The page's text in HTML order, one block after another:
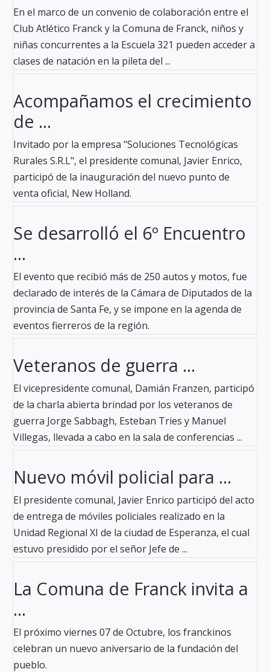
En el marco de un convenio de colaboración entre el
Club Atlético Franck y la Comuna de Franck, niños y
niñas concurrentes a la Escuela 321 pueden acceder a
clases de natación en la pileta del ...
Acompañamos el crecimiento
de ...
Invitado por la empresa "Soluciones Tecnológicas
Rurales S.R.L", el presidente comunal, Javier Enrico,
participó de la inauguración del nuevo punto de
venta oficial, New Holland.
Se desarrolló el 6º Encuentro
...
El evento que recibió más de 250 autos y motos, fue
declarado de interés de la Cámara de Diputados de la
provincia de Santa Fe, y se impone en la agenda de
eventos fierreros de la región.
Veteranos de guerra ...
El vicepresidente comunal, Damián Franzen, participó
de la charla abierta brindad por los veteranos de
guerra Jorge Sabbagh, Esteban Tries y Manuel
Villegas, llevada a cabo en la sala de conferencias ...
Nuevo móvil policial para ...
El presidente comunal, Javier Enrico participó del acto
de entrega de móviles policiales realizado en la
Unidad Regional XI de la ciudad de Esperanza, el cual
estuvo presidido por el señor Jefe de ...
La Comuna de Franck invita a
...
El próximo viernes 07 de Octubre, los franckinos
celebran un nuevo aniversario de la fundación del
pueblo.